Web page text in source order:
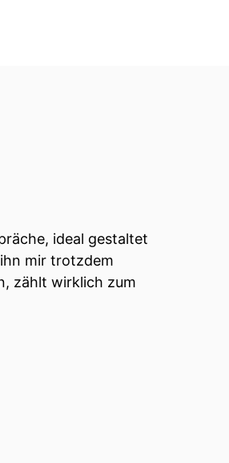
ideal gestaltet
mir trotzdem
zählt wirklich zum